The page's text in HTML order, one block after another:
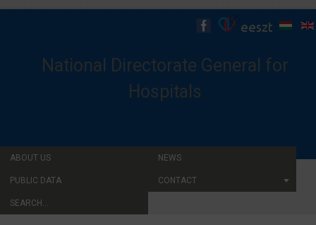
ABOUT US NEWS
PUBLIC DATA CONTACT
SEARCH...
National Directorate General for
Hospitals